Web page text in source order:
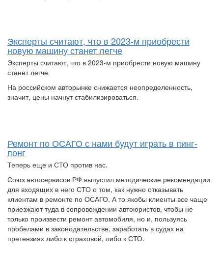
Эксперты считают, что в 2023-м приобрести
новую машину станет легче
Эксперты считают, что в 2023-м приобрести новую машину
станет легче
На российском авторынке снижается неопределенность,
значит, цены начнут стабилизироваться.
Ремонт по ОСАГО с нами будут играть в пинг-
понг
Теперь еще и СТО против нас.
Союз автосервисов РФ выпустил методические рекомендации
для входящих в него СТО о том, как нужно отказывать
клиентам в ремонте по ОСАГО. А то якобы клиенты все чаще
приезжают туда в сопровождении автоюристов, чтобы не
только произвести ремонт автомобиля, но и, пользуясь
пробелами в законодательстве, заработать в судах на
претензиях либо к страховой, либо к СТО.